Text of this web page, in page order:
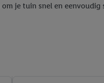
om je tuin snel en eenvoudig